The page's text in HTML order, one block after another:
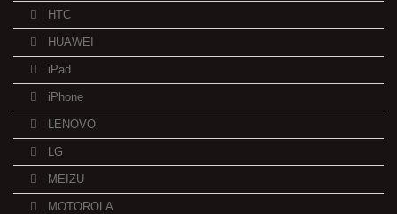
HTC
HUAWEI
iPad
iPhone
LENOVO
LG
MEIZU
MOTOROLA